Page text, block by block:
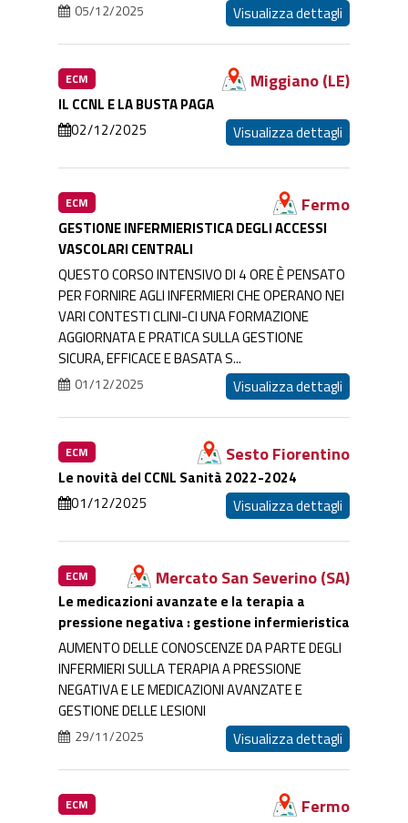
05/12/2025 Visualizza dettagli
ECM Miggiano (LE)
IL CCNL E LA BUSTA PAGA
02/12/2025
Visualizza dettagli
ECM Fermo
GESTIONE INFERMIERISTICA DEGLI ACCESSI
VASCOLARI CENTRALI
QUESTO CORSO INTENSIVO DI 4 ORE È PENSATO
PER FORNIRE AGLI INFERMIERI CHE OPERANO NEI
VARI CONTESTI CLINI-CI UNA FORMAZIONE
AGGIORNATA E PRATICA SULLA GESTIONE
SICURA, EFFICACE E BASATA S...
01/12/2025 Visualizza dettagli
ECM Sesto Fiorentino
Le novità del CCNL Sanità 2022-2024
01/12/2025
Visualizza dettagli
ECM Mercato San Severino (SA)
Le medicazioni avanzate e la terapia a
pressione negativa : gestione infermieristica
AUMENTO DELLE CONOSCENZE DA PARTE DEGLI
INFERMIERI SULLA TERAPIA A PRESSIONE
NEGATIVA E LE MEDICAZIONI AVANZATE E
GESTIONE DELLE LESIONI
29/11/2025 Visualizza dettagli
ECM Fermo